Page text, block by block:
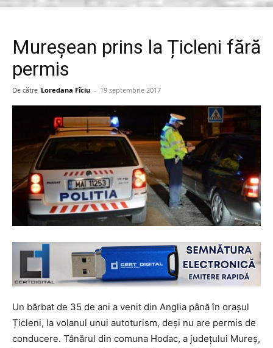
Mureșean prins la Țicleni fără
permis
De către Loredana Fîciu - 19 septembrie 2017
Un bărbat de 35 de ani a venit din Anglia până în orașul
Țicleni, la volanul unui autoturism, deşi nu are permis de
conducere. Tânărul din comuna Hodac, a județului Mureș,